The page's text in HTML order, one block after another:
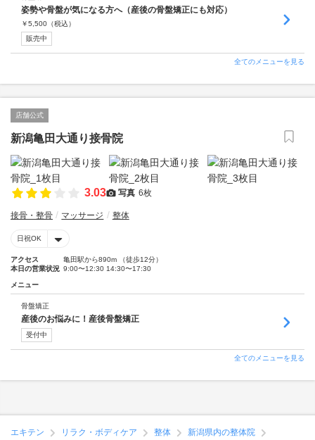
姿勢や骨盤が気になる方へ（産後の骨盤矯正にも対応）
￥5,500 （税込）
販売中
全てのメニューを見る
店舗公式
新潟亀田大通り接骨院
3.03 写真 6枚
接骨・整骨 マッサージ 整体
日祝OK
アクセス
亀田駅から890m （徒歩12分）
本日の営業状況 9:00〜12:30 14:30〜17:30
メニュー
骨盤矯正
産後のお悩みに！産後骨盤矯正
受付中
全てのメニューを見る
エキテン リラク・ボディケア 整体
新潟県内の整体院